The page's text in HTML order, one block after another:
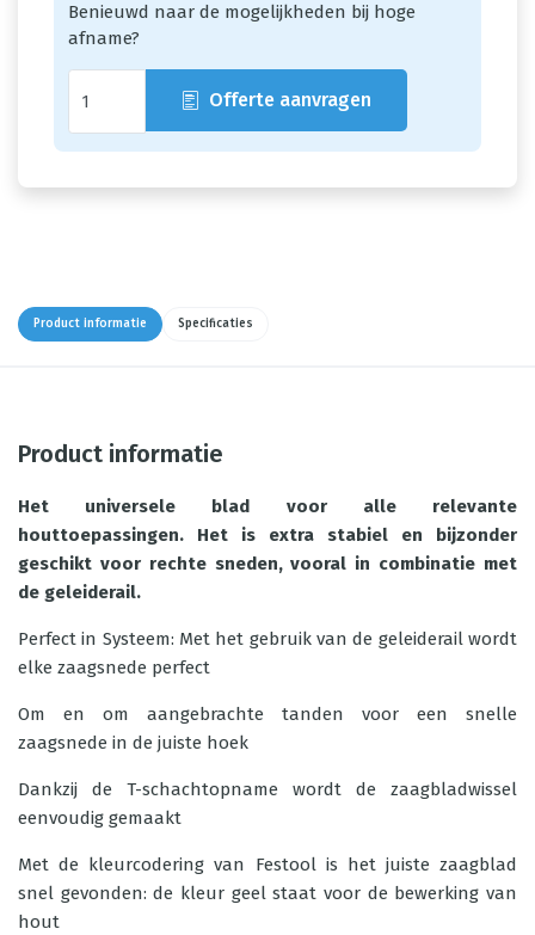
Benieuwd naar de mogelijkheden bij hoge
afname?
Offerte aanvragen
Product informatie Specificaties
Product informatie
Het universele blad voor alle relevante
houttoepassingen. Het is extra stabiel en bijzonder
geschikt voor rechte sneden, vooral in combinatie met
de geleiderail.
Perfect in Systeem: Met het gebruik van de geleiderail wordt
elke zaagsnede perfect
Om en om aangebrachte tanden voor een snelle
zaagsnede in de juiste hoek
Dankzij de T-schachtopname wordt de zaagbladwissel
eenvoudig gemaakt
Met de kleurcodering van Festool is het juiste zaagblad
snel gevonden: de kleur geel staat voor de bewerking van
hout